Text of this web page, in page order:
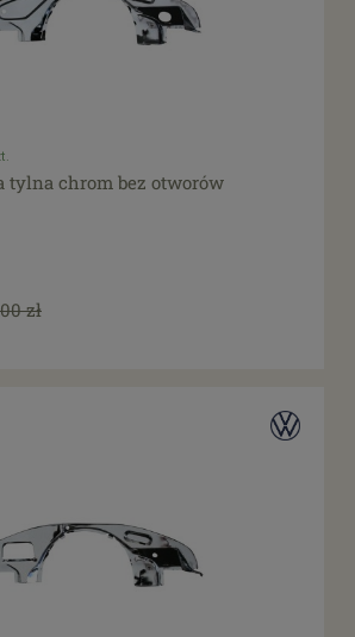
tylna chrom bez otworów
zł